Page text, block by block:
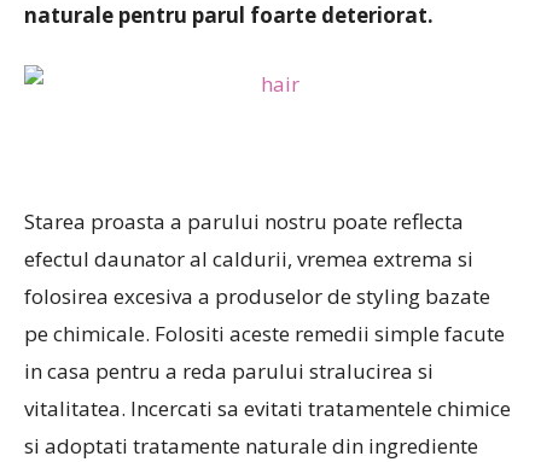
naturale pentru parul foarte deteriorat.
Starea proasta a parului nostru poate reflecta
efectul daunator al caldurii, vremea extrema si
folosirea excesiva a produselor de styling bazate
pe chimicale. Folositi aceste remedii simple facute
in casa pentru a reda parului stralucirea si
vitalitatea. Incercati sa evitati tratamentele chimice
si adoptati tratamente naturale din ingrediente